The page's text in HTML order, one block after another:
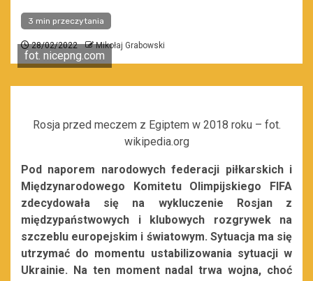
3 min przeczytania
28/02/2022 Mikołaj Grabowski
fot. nicepng.com
Rosja przed meczem z Egiptem w 2018 roku – fot.
wikipedia.org
Pod naporem narodowych federacji piłkarskich i
Międzynarodowego Komitetu Olimpijskiego FIFA
zdecydowała się na wykluczenie Rosjan z
międzypaństwowych i klubowych rozgrywek na
szczeblu europejskim i światowym. Sytuacja ma się
utrzymać do momentu ustabilizowania sytuacji w
Ukrainie. Na ten moment nadal trwa wojna, choć